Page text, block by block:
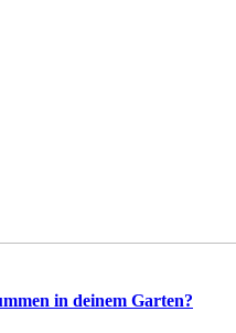
in deinem Garten?